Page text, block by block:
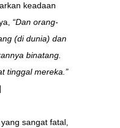
keadaan
“Dan orang-
(di dunia) dan
binatang.
tinggal mereka.”
sangat fatal,